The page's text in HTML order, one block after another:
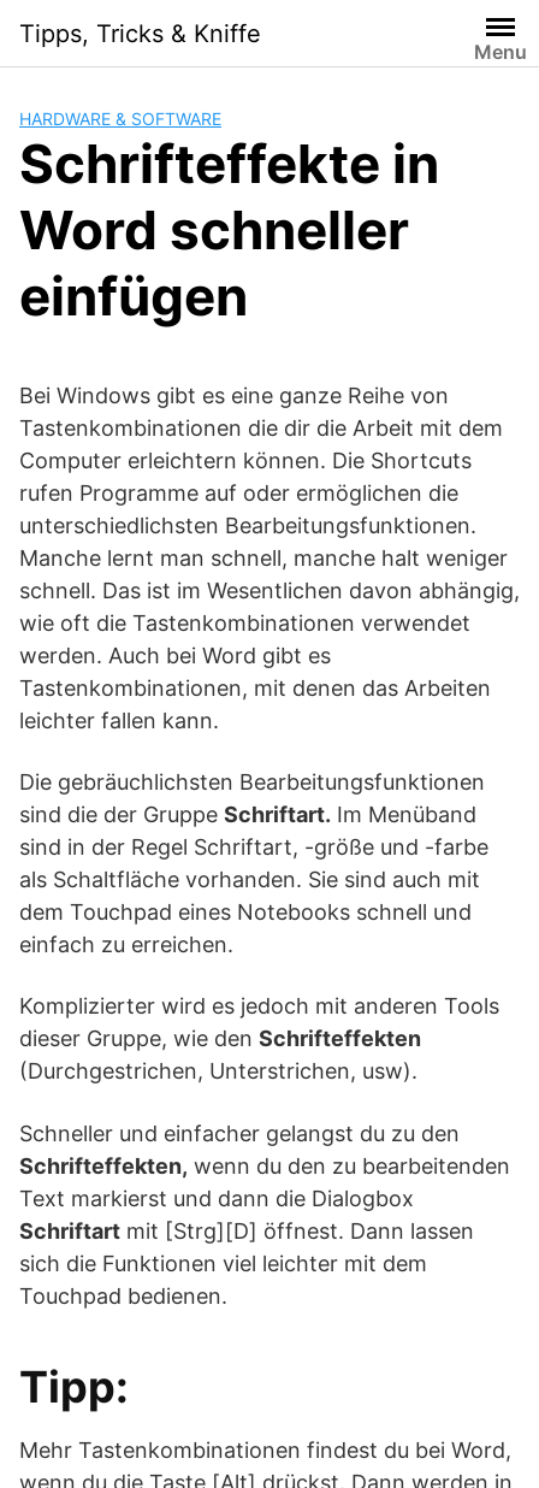
i
Tipps, Tricks & Kniffe
Menu
HARDWARE & SOFTWARE
Schrifteffekte in
Word schneller
einfügen
Bei Windows gibt es eine ganze Reihe von
Tastenkombinationen die dir die Arbeit mit dem
Computer erleichtern können. Die Shortcuts
rufen Programme auf oder ermöglichen die
unterschiedlichsten Bearbeitungsfunktionen.
Manche lernt man schnell, manche halt weniger
schnell. Das ist im Wesentlichen davon abhängig,
wie oft die Tastenkombinationen verwendet
werden. Auch bei Word gibt es
Tastenkombinationen, mit denen das Arbeiten
leichter fallen kann.
Die gebräuchlichsten Bearbeitungsfunktionen
sind die der Gruppe Schriftart. Im Menüband
sind in der Regel Schriftart, -größe und -farbe
als Schaltfläche vorhanden. Sie sind auch mit
dem Touchpad eines Notebooks schnell und
einfach zu erreichen.
Komplizierter wird es jedoch mit anderen Tools
dieser Gruppe, wie den Schrifteffekten
(Durchgestrichen, Unterstrichen, usw).
Schneller und einfacher gelangst du zu den
Schrifteffekten, wenn du den zu bearbeitenden
Text markierst und dann die Dialogbox
Schriftart mit [Strg][D] öffnest. Dann lassen
sich die Funktionen viel leichter mit dem
Touchpad bedienen.
Tipp:
Mehr Tastenkombinationen findest du bei Word,
wenn du die Taste [Alt] drückst. Dann werden in